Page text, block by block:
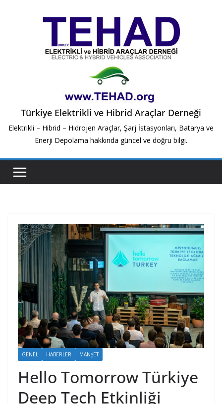
Türkiye Elektrikli ve Hibrid Araçlar Derneği
Elektrikli – Hibrid – Hidrojen Araçlar, Şarj İstasyonları, Batarya ve
Enerji Depolama hakkında güncel ve doğru bilgi.
GENEL HABERLER MANŞET
Hello Tomorrow Türkiye
Deep Tech Etkinliği